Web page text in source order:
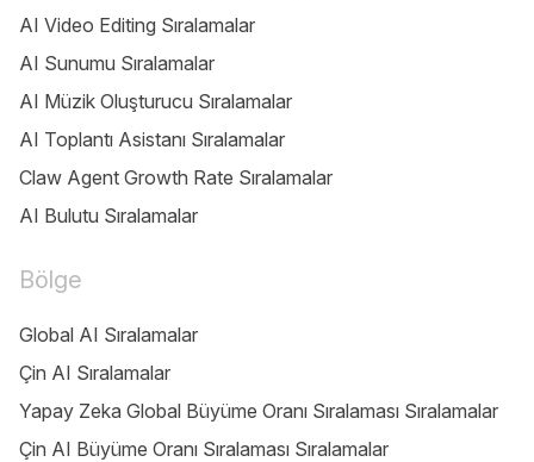
AI Video Editing Sıralamalar
AI Sunumu Sıralamalar
AI Müzik Oluşturucu Sıralamalar
AI Toplantı Asistanı Sıralamalar
Claw Agent Growth Rate Sıralamalar
AI Bulutu Sıralamalar
Bölge
Global AI Sıralamalar
Çin AI Sıralamalar
Yapay Zeka Global Büyüme Oranı Sıralaması Sıralamalar
Çin AI Büyüme Oranı Sıralaması Sıralamalar